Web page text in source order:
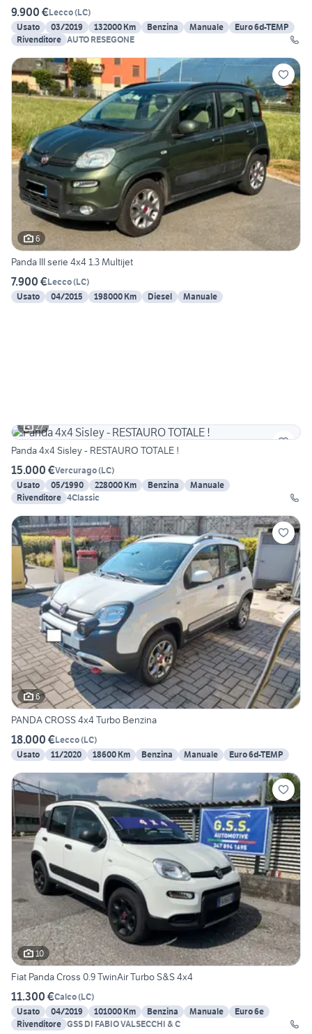
9.900 €Lecco(LC)
Usato
03/2019 132000 Km Benzina Manuale
Euro 6d-TEMP
Rivenditore AUTO RESEGONE
6
Panda III serie 4x4 1.3 Multijet
7.900 €Lecco(LC)
Usato
04/2015 198000 Km Diesel Manuale
27
Panda 4x4 Sisley - RESTAURO TOTALE !
15.000 €Vercurago(LC)
Usato
05/1990 228000 Km Benzina
Manuale
Rivenditore 4Classic
6
PANDA CROSS 4x4 Turbo Benzina
18.000 €Lecco(LC)
Usato
11/2020 18600 Km Benzina Manuale Euro 6d-TEMP
10
Fiat Panda Cross 0.9 TwinAir Turbo S&S 4x4
11.300 €Calco(LC)
Usato
04/2019 101000 Km Benzina Manuale
Euro 6e
Rivenditore GSS DI FABIO VALSECCHI & C